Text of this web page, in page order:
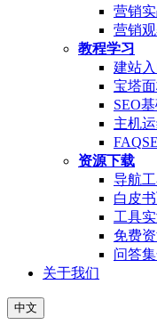
营销
营销
教程学习
建站
宝塔
SEO
主机
FAQ
资源下载
导航
白皮书
工具实
免费
问答
关于我们
中文